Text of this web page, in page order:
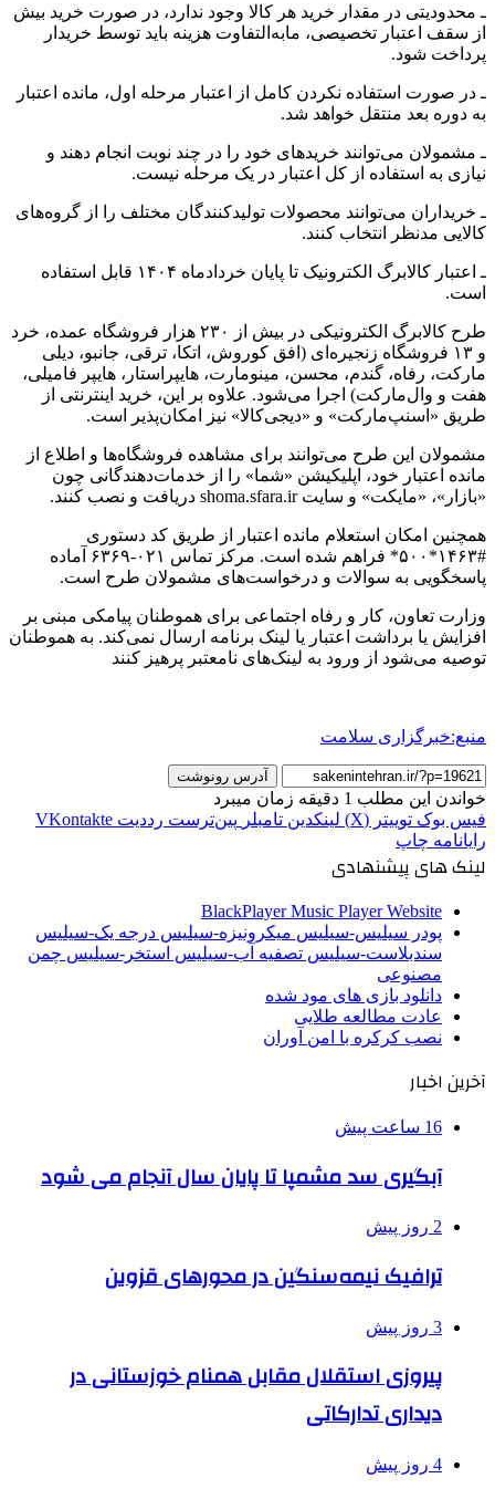
ـ محدودیتی در مقدار خرید هر کالا وجود ندارد، در صورت خرید بیش
از سقف اعتبار تخصیصی، مابه‌التفاوت هزینه باید توسط خریدار
پرداخت شود.
ـ در صورت استفاده نکردن کامل از اعتبار مرحله اول، مانده اعتبار
به دوره بعد منتقل خواهد شد.
ـ مشمولان می‌توانند خریدهای خود را در چند نوبت انجام دهند و
نیازی به استفاده از کل اعتبار در یک مرحله نیست.
ـ خریداران می‌توانند محصولات تولیدکنندگان مختلف را از گروه‌های
کالایی مدنظر انتخاب کنند.
ـ اعتبار کالابرگ‌ الکترونیک تا پایان خردادماه ۱۴۰۴ قابل استفاده
است.
طرح کالابرگ الکترونیکی در بیش از ۲۳۰ هزار فروشگاه عمده، خرد
و ۱۳ فروشگاه زنجیره‌ای (افق کوروش، اتکا، ترقی، جانبو، دیلی
مارکت، رفاه، گندم، محسن، مینومارت، هایپراستار، هایپر فامیلی،
هفت و وال‌مارکت) اجرا می‌شود. علاوه بر این، خرید اینترنتی از
طریق «اسنپ‌مارکت» و «دیجی‌کالا» نیز امکان‌پذیر است.
مشمولان این طرح می‌توانند برای مشاهده فروشگاه‌ها و اطلاع از
مانده اعتبار خود، اپلیکیشن «شما» را از خدمات‌دهندگانی چون
«بازار»، «مایکت» و سایت shoma.sfara.ir دریافت و نصب کنند.
همچنین امکان استعلام مانده اعتبار از طریق کد دستوری
#۱۴۶۳*۵۰۰* فراهم شده است. مرکز تماس ۰۲۱-۶۳۶۹ آماده
پاسخگویی به سوالات و درخواست‌های مشمولان طرح است.
وزارت تعاون، کار و رفاه اجتماعی برای هموطنان پیامکی مبنی بر
افزایش یا برداشت اعتبار یا لینک برنامه ارسال نمی‌کند. به هموطنان
توصیه می‌شود از ورود به لینک‌های نامعتبر پرهیز کنند
منبع:خبرگزاری سلامت
آدرس رونوشت
خواندن این مطلب 1 دقیقه زمان میبرد
فیس بوک توییتر (X) لینکدین ‫تامبلر ‫پین‌ترست ‫رددیت ‫VKontakte
رایانامه چاپ
لینک های پیشنهادی
BlackPlayer Music Player Website
پودر سیلیس-سیلیس میکرونیزه-سیلیس درجه یک-سیلیس
سندبلاست-سیلیس تصفیه آب-سیلیس استخر-سیلیس چمن
مصنوعی
دانلود بازی های مود شده
عادت مطالعه طلایی
نصب کرکره با امن آوران
آخرین اخبار
16 ساعت پیش
آبگیری سد مشمپا تا پایان سال آنجام می شود
2 روز پیش
ترافیک نیمه‌سنگین در محورهای قزوین
3 روز پیش
پیروزی استقلال مقابل همنام خوزستانی در
دیداری تدارکاتی
4 روز پیش